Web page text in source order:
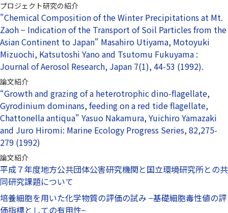
プロジェクト研究の紹介
"Chemical Composition of the Winter Precipitations at Mt.
Zaoh − Indication of the Transport of Soil Particles from the
Asian Continent to Japan" Masahiro Utiyama, Motoyuki
Mizuochi, Katsutoshi Yano and Tsutomu Fukuyama :
Journal of Aerosol Research, Japan 7(1), 44-53 (1992).
論文紹介
“Growth and grazing of a heterotrophic dino-flagellate,
Gyrodinium dominans, feeding on a red tide flagellate,
Chattonella antiqua" Yasuo Nakamura, Yuichiro Yamazaki
and Juro Hiromi: Marine Ecology Progress Series, 82,275-
279 (1992)
論文紹介
平成７年度地方公共団体公害研究機関と国立環境研究所との共
同研究課題について
培養細胞を用いた化学物質の評価の試み −基礎細胞毒性値の評
価指標としての有用性−